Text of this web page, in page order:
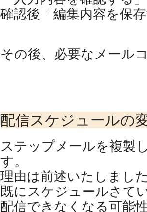
確認後「編集内容を保
その後、必要なメール
配信スケジュールの
ステップメールを複製
す。
理由は前述いたしまし
既にスケジュールさて
配信できなくなる可能